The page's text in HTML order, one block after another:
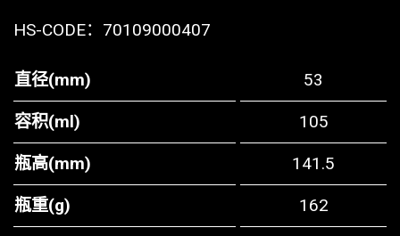
HS-CODE： 70109000407
直径(mm) 53
容积(ml) 105
瓶高(mm) 141.5
瓶重(g) 162